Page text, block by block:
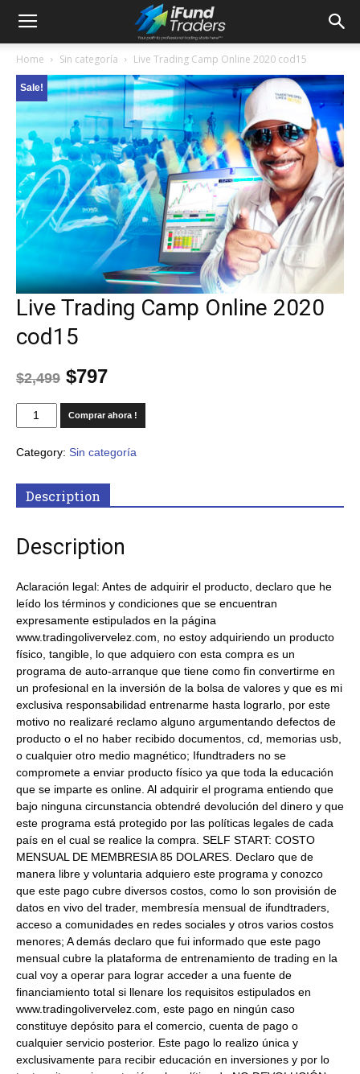
Home Sin categoría Live Trading Camp Online 2020 cod15
Sale!
Live Trading Camp Online 2020
cod15
$2,499 $797
Comprar ahora !
Category: Sin categoría
Description
Description
Aclaración legal: Antes de adquirir el producto, declaro que he
leído los términos y condiciones que se encuentran
expresamente estipulados en la página
www.tradingolivervelez.com, no estoy adquiriendo un producto
físico, tangible, lo que adquiero con esta compra es un
programa de auto-arranque que tiene como fin convertirme en
un profesional en la inversión de la bolsa de valores y que es mi
exclusiva responsabilidad entrenarme hasta lograrlo, por este
motivo no realizaré reclamo alguno argumentando defectos de
producto o el no haber recibido documentos, cd, memorias usb,
o cualquier otro medio magnético; Ifundtraders no se
compromete a enviar producto físico ya que toda la educación
que se imparte es online. Al adquirir el programa entiendo que
bajo ninguna circunstancia obtendré devolución del dinero y que
este programa está protegido por las políticas legales de cada
país en el cual se realice la compra. SELF START: COSTO
MENSUAL DE MEMBRESIA 85 DOLARES. Declaro que de
manera libre y voluntaria adquiero este programa y conozco
que este pago cubre diversos costos, como lo son provisión de
datos en vivo del trader, membresía mensual de ifundtraders,
acceso a comunidades en redes sociales y otros varios costos
menores; A demás declaro que fui informado que este pago
mensual cubre la plataforma de entrenamiento de trading en la
cual voy a operar para lograr acceder a una fuente de
financiamiento total si llenare los requisitos estipulados en
www.tradingolivervelez.com, este pago en ningún caso
constituye depósito para el comercio, cuenta de pago o
cualquier servicio posterior. Este pago lo realizo única y
exclusivamente para recibir educación en inversiones y por lo